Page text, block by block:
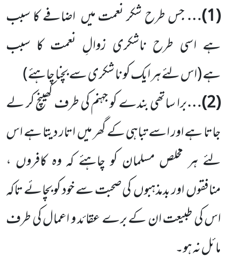
(
1
)…جس طرح شکر نعمت میں اضافے کا سبب
ہے اسی طرح ناشکری زوالِ نعمت کا سبب
ہے(اس لئے ہر ایک کو نا شکریسے بچنا چاہئے)
(
2
)…برا ساتھی بندے کو جہنم کی طرف کھینچ کر لے
جاتا ہے اور اسے تباہی کے گھر میںاتار دیتا ہے اس
لئے ہر مخلص مسلمان کو چاہئے کہ وہ کافروں ،
منافقوںاور بدمذہبوںکی صحبت سے خود کو بچائے تاکہ
اس کی طبیعت ان کے برے عقائد و اعمال کی طرف
مائل نہ ہو۔